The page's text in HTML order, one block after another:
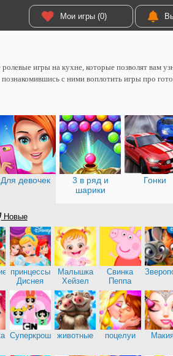
Мои игры (0)
игры на кухне, которые позволят вам
познакомившись с ними воплотить игры про
Для девочек
3 в ряд и
шарики
Гонки
Новые
принцессы
Диснея
Малышка
Хейзел
Свинка
Пеппа
Суперкрошкиживотные поцелуи